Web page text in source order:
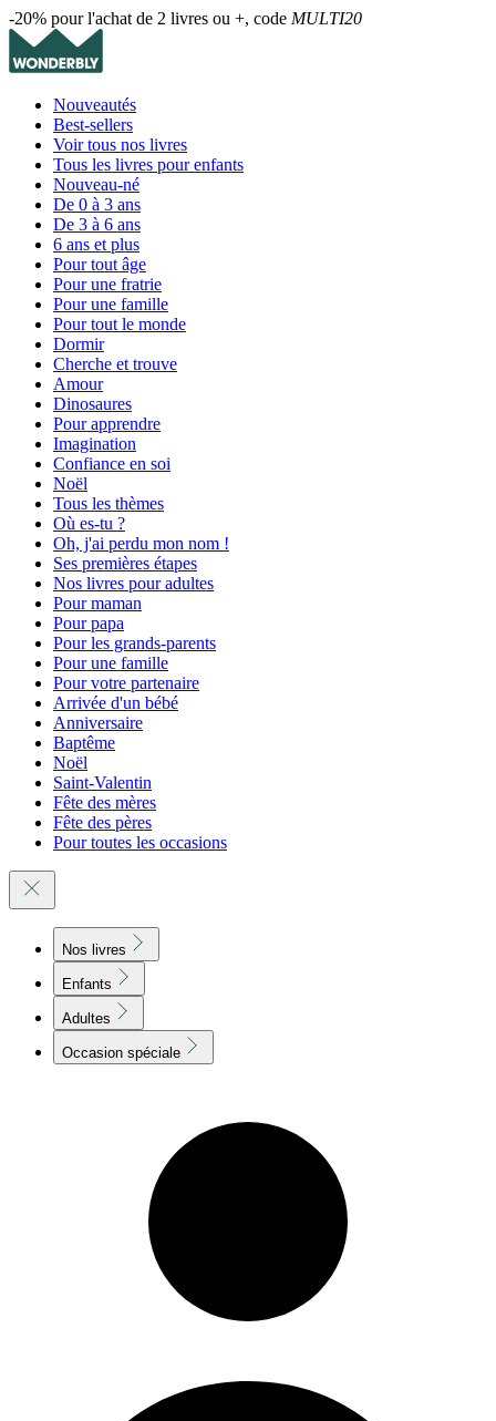
-20% pour l'achat de 2 livres ou +, code MULTI20
Nouveautés
Best-sellers
Voir tous nos livres
Tous les livres pour enfants
Nouveau-né
De 0 à 3 ans
De 3 à 6 ans
6 ans et plus
Pour tout âge
Pour une fratrie
Pour une famille
Pour tout le monde
Dormir
Cherche et trouve
Amour
Dinosaures
Pour apprendre
Imagination
Confiance en soi
Noël
Tous les thèmes
Où es-tu ?
Oh, j'ai perdu mon nom !
Ses premières étapes
Nos livres pour adultes
Pour maman
Pour papa
Pour les grands-parents
Pour une famille
Pour votre partenaire
Arrivée d'un bébé
Anniversaire
Baptême
Noël
Saint-Valentin
Fête des mères
Fête des pères
Pour toutes les occasions
Nos livres
Enfants
Adultes
Occasion spéciale